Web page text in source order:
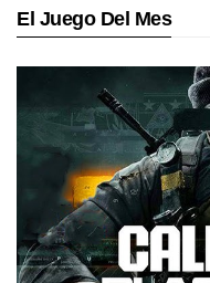
El Juego Del Mes